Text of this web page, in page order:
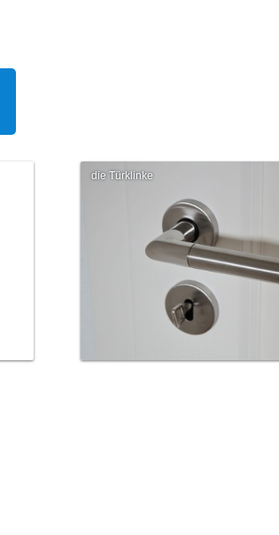
die Türklinke